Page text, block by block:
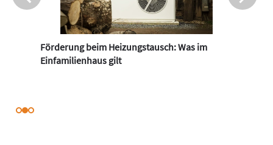
Förderung beim Heizungstausch: Was im
Einfamilienhaus gilt